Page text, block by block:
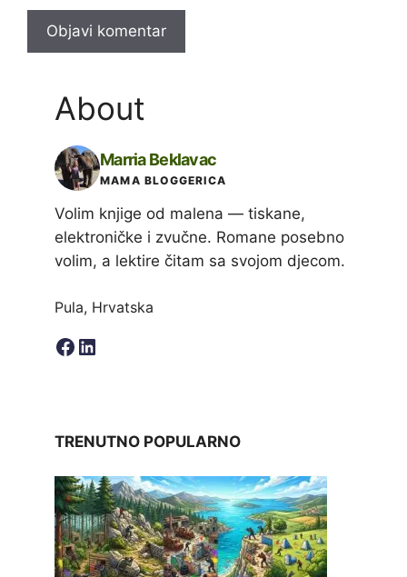
About
Marria Beklavac
MAMA BLOGGERICA
Volim knjige od malena — tiskane,
elektroničke i zvučne. Romane posebno
volim, a lektire čitam sa svojom djecom.
Pula, Hrvatska
Facebook
LinkedIn
TRENUTNO POPULARNO